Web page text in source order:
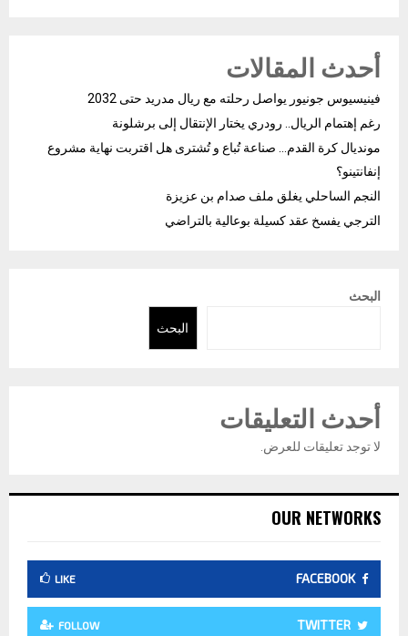
أحدث المقالات
فينيسيوس جونيور يواصل رحلته مع ريال مدريد حتى 2032
رغم إهتمام الريال.. رودري يختار الإنتقال إلى برشلونة
مونديال كرة القدم… صناعة تُباع و تُشترى هل اقتربت نهاية مشروع
إنفانتينو؟
النجم الساحلي يغلق ملف صدام بن عزيزة
الترجي يفسخ عقد كسيلة بوعالية بالتراضي
البحث
البحث
أحدث التعليقات
لا توجد تعليقات للعرض.
OUR NETWORKS
FACEBOOK
LIKE
TWITTER
FOLLOW